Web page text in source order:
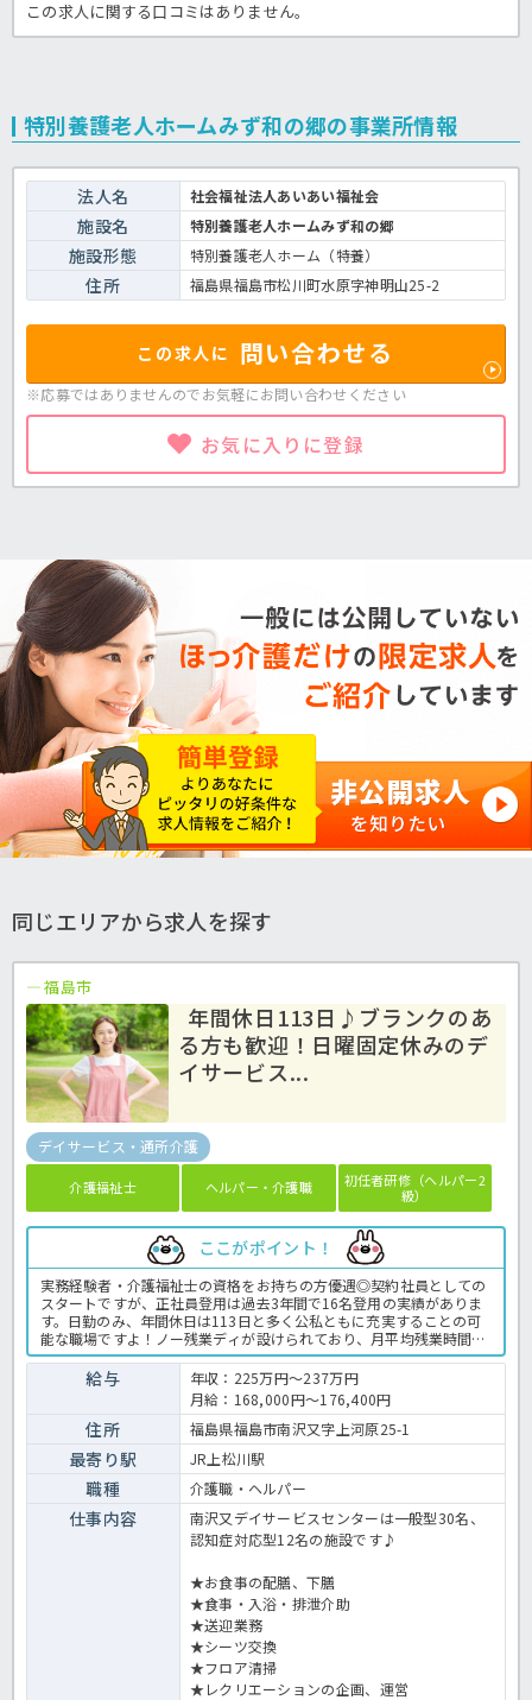
この求人に関する口コミはありません。
特別養護老人ホームみず和の郷の事業所情報
法人名 社会福祉法人あいあい福祉会
施設名 特別養護老人ホームみず和の郷
施設形態 特別養護老人ホーム（特養）
住所 福島県福島市松川町水原字神明山25-2
この求人に 問い合わせる
※応募ではありませんのでお気軽にお問い合わせください
お気に入りに登録
同じエリアから求人を探す
福島市
年間休日113日♪ブランクのあ
る方も歓迎！日曜固定休みのデ
イサービス...
デイサービス・通所介護
介護福祉士 ヘルパー・介護職
初任者研修（ヘルパー2
級）
ここがポイント！
実務経験者・介護福祉士の資格をお持ちの方優遇◎契約社員としての
スタートですが、正社員登用は過去3年間で16名登用の実績がありま
す。日勤のみ、年間休日は113日と多く公私ともに充実することの可
能な職場ですよ！ノー残業ディが設けられており、月平均残業時間は
5時間と少な目♪ブランクのある方も先輩職員が丁寧に指導いたしま
すので安心です！デイサービスでの介護業務全般です。 ＜介護職 準
職員 デイサービスの求人＞
給与
年収：225万円～237万円
月給：168,000円～176,400円
住所 福島県福島市南沢又字上河原25-1
最寄り駅 JR上松川駅
職種 介護職・ヘルパー
仕事内容
南沢又デイサービスセンターは一般型30名、
認知症対応型12名の施設です♪
★お食事の配膳、下膳
★食事・入浴・排泄介助
★送迎業務
★シーツ交換
★フロア清掃
★レクリエーションの企画、運営